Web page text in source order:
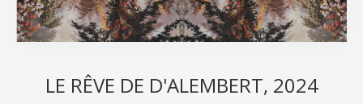
LE RÊVE DE D'ALEMBERT, 2024